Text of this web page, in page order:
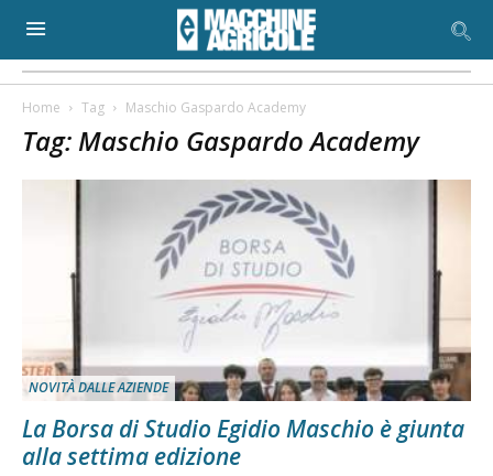
Home Tag Maschio Gaspardo Academy
Tag: Maschio Gaspardo Academy
NOVITÀ DALLE AZIENDE
La Borsa di Studio Egidio Maschio è giunta
alla settima edizione